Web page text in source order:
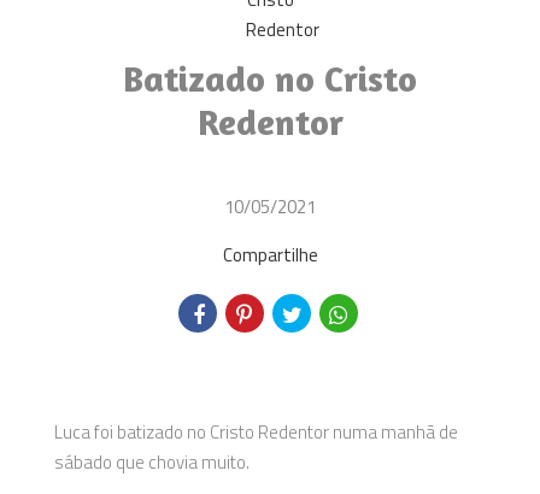
Batizado no Cristo
Redentor
10/05/2021
Compartilhe
Luca foi batizado no Cristo Redentor numa manhã de
sábado que chovia muito.